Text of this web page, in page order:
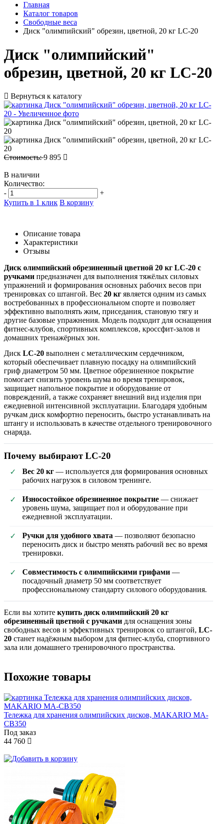
Главная
Каталог товаров
Свободные веса
Диск "олимпийский" обрезин, цветной, 20 кг LC-20
Диск "олимпийский"
обрезин, цветной, 20 кг LC-20
Вернуться к каталогу
Стоимость:9 895
В наличии
Количество:
-
+
Купить в 1 клик В корзину
Описание товара
Характеристики
Отзывы
Диск олимпийский обрезиненный цветной 20 кг LC-20 с
ручками предназначен для выполнения тяжёлых силовых
упражнений и формирования основных рабочих весов при
тренировках со штангой. Вес 20 кг является одним из самых
востребованных в профессиональном спорте и позволяет
эффективно выполнять жим, приседания, становую тягу и
другие базовые упражнения. Модель подходит для оснащения
фитнес-клубов, спортивных комплексов, кроссфит-залов и
домашних тренажёрных зон.
Диск LC-20 выполнен с металлическим сердечником,
который обеспечивает плавную посадку на олимпийский
гриф диаметром 50 мм. Цветное обрезиненное покрытие
помогает снизить уровень шума во время тренировок,
защищает напольное покрытие и оборудование от
повреждений, а также сохраняет внешний вид изделия при
ежедневной интенсивной эксплуатации. Благодаря удобным
ручкам диск комфортно переносить, быстро устанавливать на
штангу и использовать в качестве отдельного тренировочного
снаряда.
Почему выбирают LC-20
✓ Вес 20 кг — используется для формирования основных
рабочих нагрузок в силовом тренинге.
✓ Износостойкое обрезиненное покрытие — снижает
уровень шума, защищает пол и оборудование при
ежедневной эксплуатации.
✓ Ручки для удобного хвата — позволяют безопасно
переносить диск и быстро менять рабочий вес во время
тренировки.
✓ Совместимость с олимпийскими грифами —
посадочный диаметр 50 мм соответствует
профессиональному стандарту силового оборудования.
Если вы хотите купить диск олимпийский 20 кг
обрезиненный цветной с ручками для оснащения зоны
свободных весов и эффективных тренировок со штангой, LC-
20 станет надёжным выбором для фитнес-клуба, спортивного
зала или домашнего тренировочного пространства.
Похожие товары
Тележка для хранения олимпийских дисков, MAKARIO MA-
СB350
Под заказ
44 760